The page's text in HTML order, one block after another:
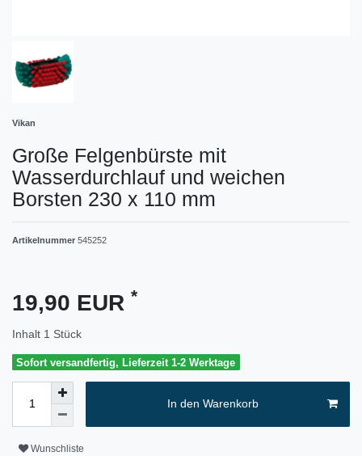
Vikan
Große Felgenbürste mit
Wasserdurchlauf und weichen
Borsten 230 x 110 mm
Artikelnummer 545252
19,90 EUR *
Inhalt 1 Stück
Sofort versandfertig, Lieferzeit 1-2 Werktage
In den Warenkorb
Wunschliste